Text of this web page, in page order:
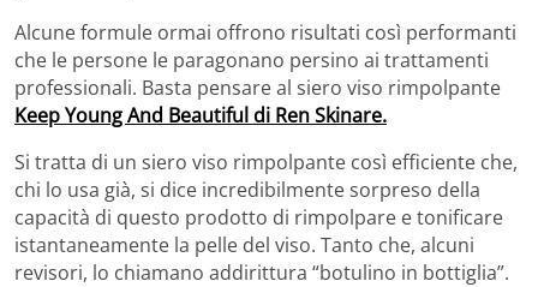
Alcune formule ormai offrono risultati così performanti
che le persone le paragonano persino ai trattamenti
professionali. Basta pensare al siero viso rimpolpante
Keep Young And Beautiful di Ren Skinare.
Si tratta di un siero viso rimpolpante così efficiente che,
chi lo usa già, si dice incredibilmente sorpreso della
capacità di questo prodotto di rimpolpare e tonificare
istantaneamente la pelle del viso. Tanto che, alcuni
revisori, lo chiamano addirittura “botulino in bottiglia”.